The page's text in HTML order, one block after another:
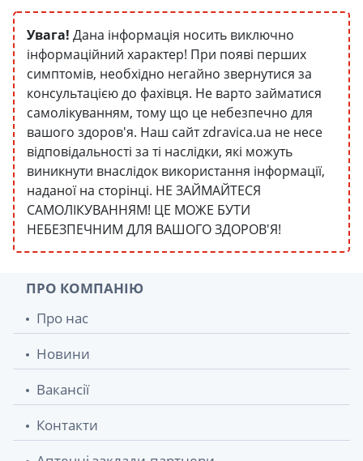
Увага! Дана інформація носить виключно
інформаційний характер! При появі перших
симптомів, необхідно негайно звернутися за
консультацією до фахівця. Не варто займатися
самолікуванням, тому що це небезпечно для
вашого здоров'я. Наш сайт zdravica.ua не несе
відповідальності за ті наслідки, які можуть
виникнути внаслідок використання інформації,
наданої на сторінці. НЕ ЗАЙМАЙТЕСЯ
САМОЛІКУВАННЯМ! ЦЕ МОЖЕ БУТИ
НЕБЕЗПЕЧНИМ ДЛЯ ВАШОГО ЗДОРОВ'Я!
ПРО КОМПАНІЮ
Про нас
Новини
Вакансії
Контакти